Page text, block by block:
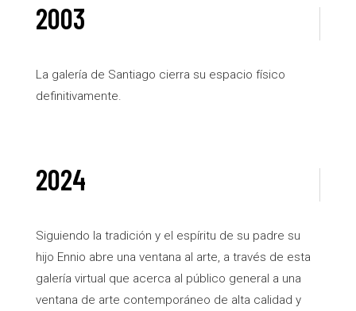
2003
La galería de Santiago cierra su espacio físico
definitivamente.
2024
Siguiendo la tradición y el espíritu de su padre su
hijo Ennio abre una ventana al arte, a través de esta
galería virtual que acerca al público general a una
ventana de arte contemporáneo de alta calidad y